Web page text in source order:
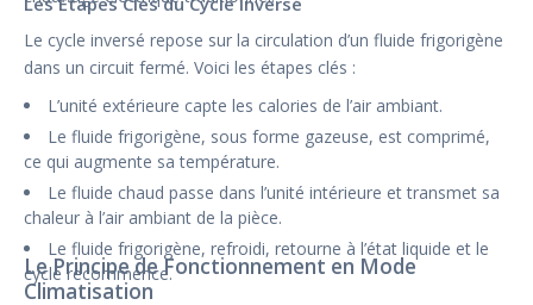
Le cycle inversé repose sur la circulation d’un fluide frigorigène
dans un circuit fermé. Voici les étapes clés :
L’unité extérieure capte les calories de l’air ambiant.
Le fluide frigorigène, sous forme gazeuse, est comprimé,
ce qui augmente sa température.
Le fluide chaud passe dans l’unité intérieure et transmet sa
chaleur à l’air ambiant de la pièce.
Le fluide frigorigène, refroidi, retourne à l’état liquide et le
cycle recommence.
Le Principe de Fonctionnement en Mode
Climatisation